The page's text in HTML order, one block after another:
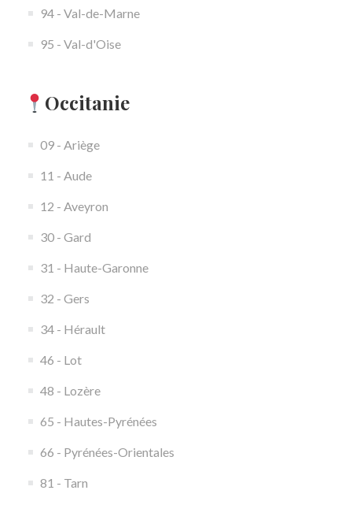
94 - Val-de-Marne
95 - Val-d'Oise
Occitanie
09 - Ariège
11 - Aude
12 - Aveyron
30 - Gard
31 - Haute-Garonne
32 - Gers
34 - Hérault
46 - Lot
48 - Lozère
65 - Hautes-Pyrénées
66 - Pyrénées-Orientales
81 - Tarn